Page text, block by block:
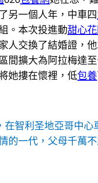
另一個人年，中車四
。本次投進動甜心
人交換了結婚證，
間擴大為阿拉梅達
她摟在懷裡，低包養
在智利圣地亞哥中心
的一代，父母千萬